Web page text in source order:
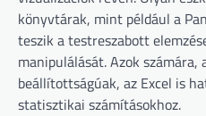
könyvtárak, mint például a
teszik a testreszabott
manipulálását. Azok
beállítottságúak, az Excel is
statisztikai számításokhoz.